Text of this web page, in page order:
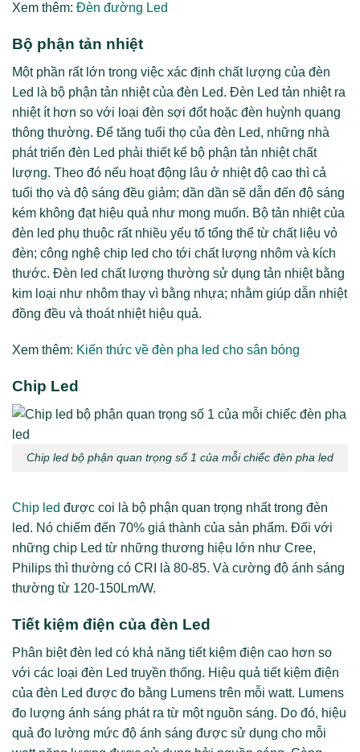
Xem thêm: Đèn đường Led
Bộ phận tản nhiệt
Một phần rất lớn trong việc xác định chất lượng của đèn
Led là bộ phận tản nhiệt của đèn Led. Đèn Led tản nhiệt ra
nhiệt ít hơn so với loại đèn sợi đốt hoặc đèn huỳnh quang
thông thường. Để tăng tuổi thọ của đèn Led, những nhà
phát triển đèn Led phải thiết kế bộ phận tản nhiệt chất
lượng. Theo đó nếu hoạt động lâu ở nhiệt độ cao thì cả
tuổi thọ và độ sáng đều giảm; dần dần sẽ dẫn đến độ sáng
kém không đạt hiệu quả như mong muốn. Bộ tản nhiệt của
đèn led phụ thuộc rất nhiều yếu tố tổng thể từ chất liệu vỏ
đèn; công nghệ chip led cho tới chất lượng nhôm và kích
thước. Đèn led chất lượng thường sử dụng tản nhiệt bằng
kim loại như nhôm thay vì bằng nhựa; nhằm giúp dẫn nhiệt
đồng đều và thoát nhiệt hiệu quả.
Xem thêm: Kiến thức về đèn pha led cho sân bóng
Chip Led
Chip led bộ phận quan trọng số 1 của mỗi chiếc đèn pha led
Chip led được coi là bộ phận quan trọng nhất trong đèn
led. Nó chiếm đến 70% giá thành của sản phẩm. Đối với
những chip Led từ những thương hiệu lớn như Cree,
Philips thì thường có CRI là 80-85. Và cường độ ánh sáng
thường từ 120-150Lm/W.
Tiết kiệm điện của đèn Led
Phân biệt đèn led có khả năng tiết kiệm điện cao hơn so
với các loại đèn Led truyền thống. Hiệu quả tiết kiệm điện
của đèn Led được đo bằng Lumens trên mỗi watt. Lumens
đo lượng ánh sáng phát ra từ một nguồn sáng. Do đó, hiệu
quả đo lường mức độ ánh sáng được sử dụng cho mỗi